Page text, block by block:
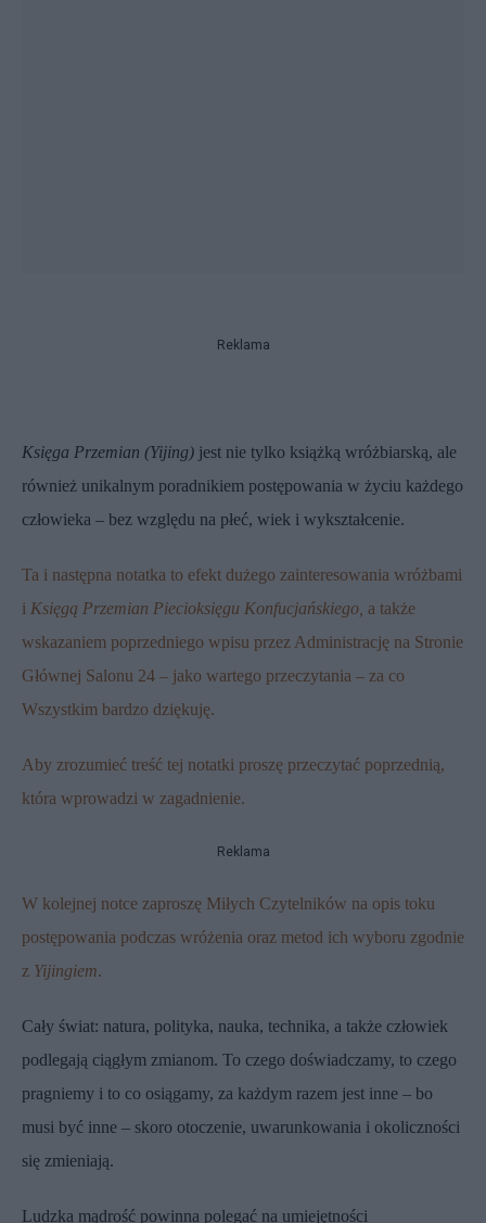
Reklama
Księga Przemian (Yijing) jest nie tylko książką wróżbiarską, ale
również unikalnym poradnikiem postępowania w życiu każdego
człowieka – bez względu na płeć, wiek i wykształcenie.
Ta i następna notatka to efekt dużego zainteresowania wróżbami
i Księgą Przemian Piecioksięgu Konfucjańskiego, a także
wskazaniem poprzedniego wpisu przez Administrację na Stronie
Głównej Salonu 24 – jako wartego przeczytania – za co
Wszystkim bardzo dziękuję.
Aby zrozumieć treść tej notatki proszę przeczytać poprzednią,
która wprowadzi w zagadnienie.
Reklama
W kolejnej notce zaproszę Miłych Czytelników na opis toku
postępowania podczas wróżenia oraz metod ich wyboru zgodnie
z Yijingiem.
Cały świat: natura, polityka, nauka, technika, a także człowiek
podlegają ciągłym zmianom. To czego doświadczamy, to czego
pragniemy i to co osiągamy, za każdym razem jest inne – bo
musi być inne – skoro otoczenie, uwarunkowania i okoliczności
się zmieniają.
Ludzka mądrość powinna polegać na umiejętności